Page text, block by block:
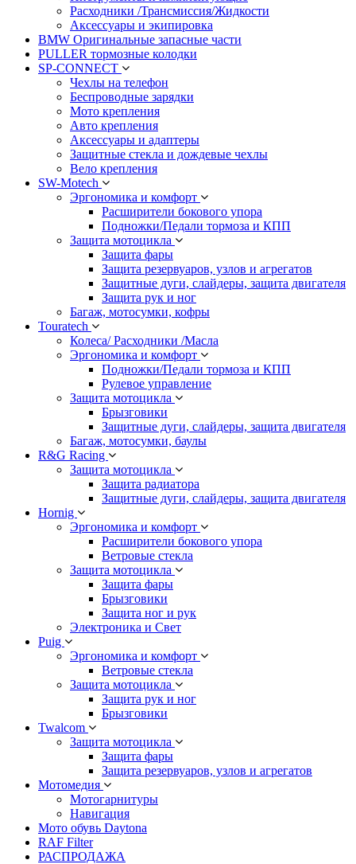
Расходники /Трансмиссия/Жидкости
Аксессуары и экипировка
BMW Оригинальные запасные части
PULLER тормозные колодки
SP-CONNECT
Чехлы на телефон
Беспроводные зарядки
Мото крепления
Авто крепления
Аксессуары и адаптеры
Защитные стекла и дождевые чехлы
Вело крепления
SW-Motech
Эргономика и комфорт
Расширители бокового упора
Подножки/Педали тормоза и КПП
Защита мотоцикла
Защита фары
Защита резервуаров, узлов и агрегатов
Защитные дуги, слайдеры, защита двигателя
Защита рук и ног
Багаж, мотосумки, кофры
Touratech
Колеса/ Расходники /Масла
Эргономика и комфорт
Подножки/Педали тормоза и КПП
Рулевое управление
Защита мотоцикла
Брызговики
Защитные дуги, слайдеры, защита двигателя
Багаж, мотосумки, баулы
R&G Racing
Защита мотоцикла
Защита радиатора
Защитные дуги, слайдеры, защита двигателя
Hornig
Эргономика и комфорт
Расширители бокового упора
Ветровые стекла
Защита мотоцикла
Защита фары
Брызговики
Защита ног и рук
Электроника и Свет
Puig
Эргономика и комфорт
Ветровые стекла
Защита мотоцикла
Защита рук и ног
Брызговики
Twalcom
Защита мотоцикла
Защита фары
Защита резервуаров, узлов и агрегатов
Мотомедия
Мотогарнитуры
Навигация
Мото обувь Daytona
RAF Filter
РАСПРОДАЖА